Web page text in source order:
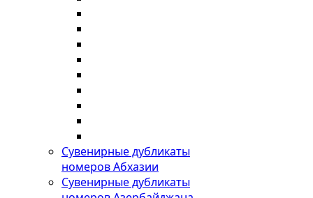
Сувенирные дубликаты
номеров Абхазии
Сувенирные дубликаты